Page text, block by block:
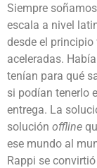
Siempre
escala a nivel
desde el
aceleradas.
tenían para qué
si podían tenerlo
entrega. La
solución offline
ese mundo al
Rappi se